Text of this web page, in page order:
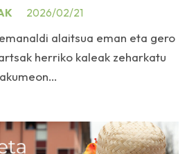
2026/02/21
alaitsua eman eta gero
herriko kaleak zeharkatu